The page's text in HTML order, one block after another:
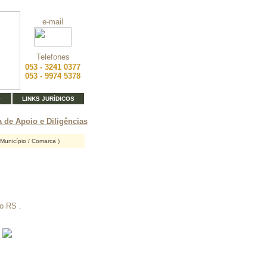
e-mail
Telefones
053 - 3241 0377
053 - 9974 5378
LINKS JURÍDICOS
de Apoio e Diligências
/ Comarca )
RS .